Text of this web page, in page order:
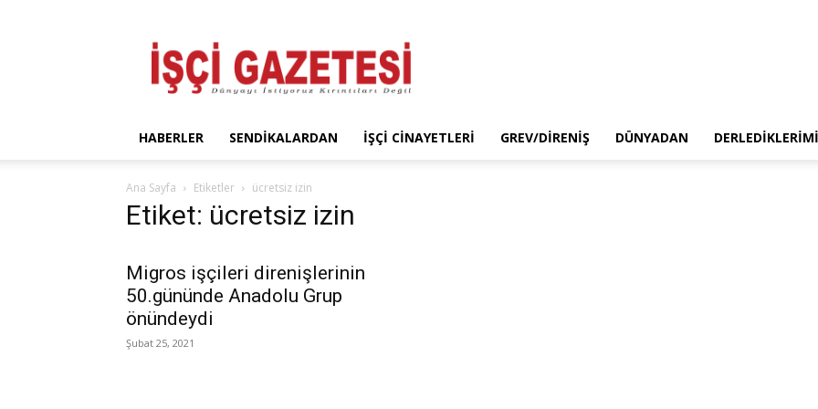
Gazetesi
HABERLER SENDIKALARDAN İŞÇI CINAYETLERI GREV/DIRENIŞ DÜNYADAN
Ana Sayfa Etiketler ücretsiz izin
Etiket: ücretsiz izin
Migros işçileri direnişlerinin
50.gününde Anadolu Grup
önündeydi
Şubat 25, 2021